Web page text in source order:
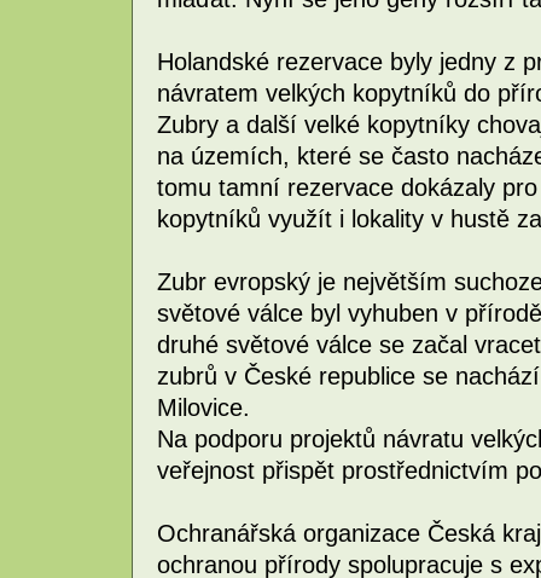
Holandské rezervace byly jedny z
návratem velkých kopytníků do
Zubry a další velké kopytníky
na územích, které se často
tomu tamní rezervace dokázaly
kopytníků využít i lokality v hustě
Zubr evropský je největším
světové válce byl vyhuben v
druhé světové válce se začal
zubrů v České republice se
Milovice.
Na podporu projektů návratu
veřejnost přispět prostřednictvím
Ochranářská organizace Česká
ochranou přírody spolupracuje s